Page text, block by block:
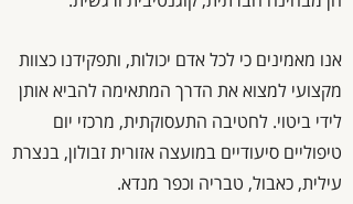
אנו מאמינים כי לכל אדם יכולות, ותפקידנו כצוות
מקצועי למצוא את הדרך המתאימה להביא אותן
לידי ביטוי. לחטיבה התעסוקתית, מרכזי יום
טיפוליים סיעודיים במועצה אזורית זבולון, בנצרת
עילית, כאבול, טבריה וכפר מנדא.